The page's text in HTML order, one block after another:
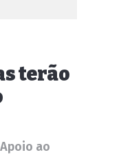
terão
ao